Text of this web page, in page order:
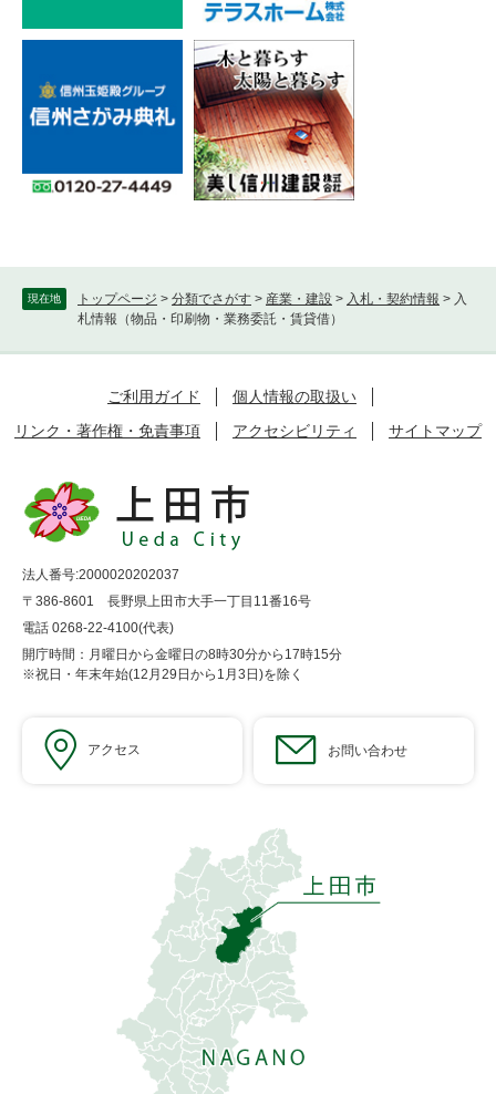
現在地 トップページ > 分類でさがす > 産業・建設 > 入札・契約情報 > 入
札情報（物品・印刷物・業務委託・賃貸借）
ご利用ガイド
個人情報の取扱い
リンク・著作権・免責事項
アクセシビリティ サイトマップ
法人番号:2000020202037
〒386-8601 長野県上田市大手一丁目11番16号
電話 0268-22-4100(代表)
開庁時間：月曜日から金曜日の8時30分から17時15分
※祝日・年末年始(12月29日から1月3日)を除く
アクセス お問い合わせ